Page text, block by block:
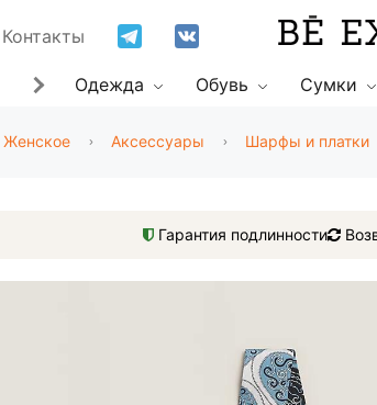
Контакты
Одежда Обувь Сумки
Женское Аксессуары Шарфы и платки
Гарантия подлинности